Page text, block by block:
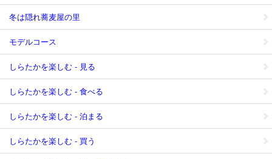
冬は隠れ蕎麦屋の里
モデルコース
しらたかを楽しむ - 見る
しらたかを楽しむ - 食べる
しらたかを楽しむ - 泊まる
しらたかを楽しむ - 買う